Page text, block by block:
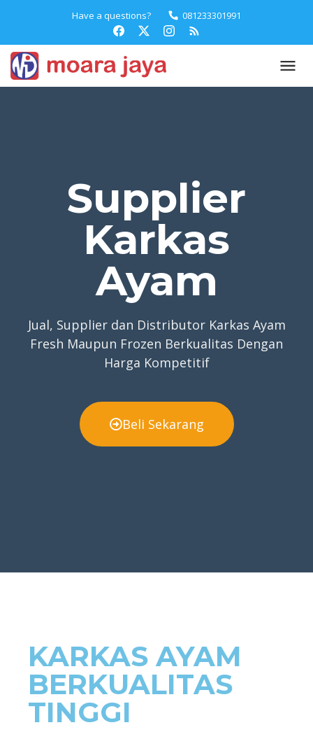
Have a questions? 081233301991
Supplier
Karkas
Ayam
Jual, Supplier dan Distributor Karkas Ayam
Fresh Maupun Frozen Berkualitas Dengan
Harga Kompetitif
Beli Sekarang
KARKAS AYAM
BERKUALITAS
TINGGI